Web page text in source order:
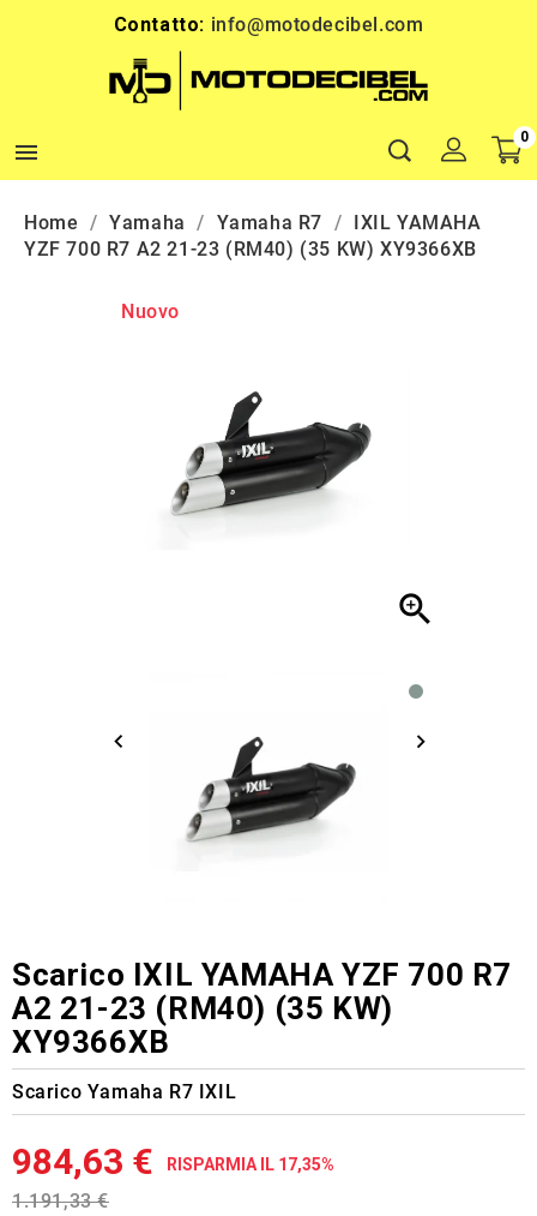
Contatto: info@motodecibel.com

0
Home Yamaha Yamaha R7
IXIL YAMAHA
YZF 700 R7 A2 21-23 (RM40) (35 KW) XY9366XB
Nuovo

Scarico IXIL YAMAHA YZF 700 R7
A2 21-23 (RM40) (35 KW)
XY9366XB
Scarico Yamaha R7 IXIL
984,63 € RISPARMIA IL 17,35%
1.191,33 €